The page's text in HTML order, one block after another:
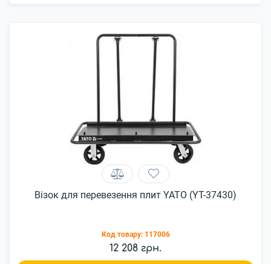
Візок для перевезення плит YATO (YT-37430)
Код товару: 117006
12 208 грн.